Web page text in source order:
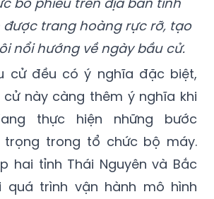
được trang hoàng rực rỡ, tạo
nổi hướng về ngày bầu cử.
cử đều có ý nghĩa đặc biệt,
này càng thêm ý nghĩa khi
thực hiện những bước
trọng trong tổ chức bộ máy.
hai tỉnh Thái Nguyên và Bắc
quá trình vận hành mô hình